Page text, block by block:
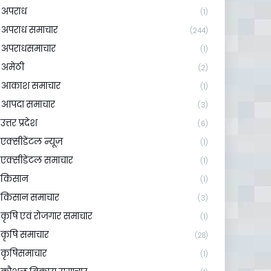
अपराध (1)
अपराध समाचार (244)
अपराधसमाचार (1)
अमेठी (2)
आकाश समाचार (1)
आपदा समाचार (3)
उत्तर प्रदेश (6)
एक्सीडेंटल न्यूज़ (1)
एक्सीडेंटल समाचार (1)
किसान (1)
किसान समाचार (3)
कृषि एवं रोजगार समाचार (1)
कृषि समाचार (28)
कृषिसमाचार (1)